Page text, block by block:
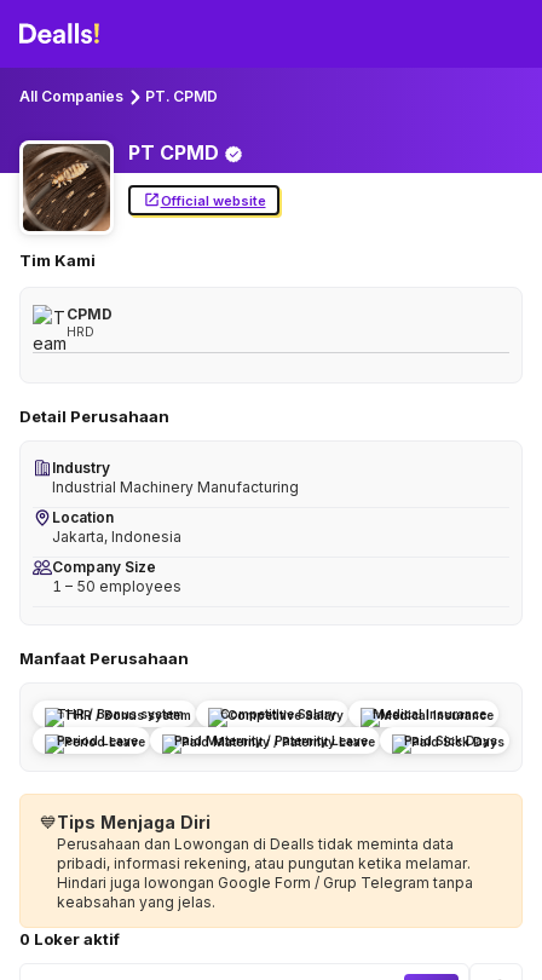
All Companies PT. CPMD
PT CPMD
Official website
Tim Kami
CPMD
HRD
Detail Perusahaan
Industry
Industrial Machinery Manufacturing
Location
Jakarta, Indonesia
Company Size
1 – 50 employees
Manfaat Perusahaan
THR / Bonus system Competitive Salary
Medical Insurance
Period Leave
Paid Maternity / Paternity Leave Paid Sick Days
💙Tips Menjaga Diri
Perusahaan dan Lowongan di Dealls tidak meminta data
pribadi, informasi rekening, atau pungutan ketika melamar.
Hindari juga lowongan Google Form / Grup Telegram tanpa
keabsahan yang jelas.
0 Loker aktif